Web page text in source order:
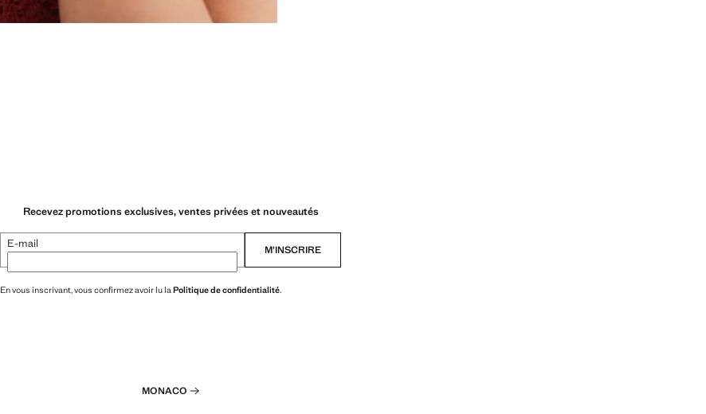
Recevez promotions exclusives, ventes privées et nouveautés
E-mail M’INSCRIRE
En vous inscrivant, vous confirmez avoir lu la Politique de confidentialité.
MONACO